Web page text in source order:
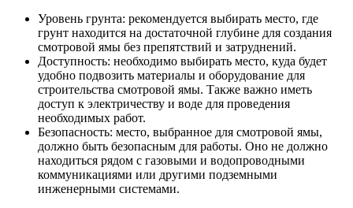
Уровень грунта: рекомендуется выбирать место, где
грунт находится на достаточной глубине для создания
смотровой ямы без препятствий и затруднений.
Доступность: необходимо выбирать место, куда будет
удобно подвозить материалы и оборудование для
строительства смотровой ямы. Также важно иметь
доступ к электричеству и воде для проведения
необходимых работ.
Безопасность: место, выбранное для смотровой ямы,
должно быть безопасным для работы. Оно не должно
находиться рядом с газовыми и водопроводными
коммуникациями или другими подземными
инженерными системами.